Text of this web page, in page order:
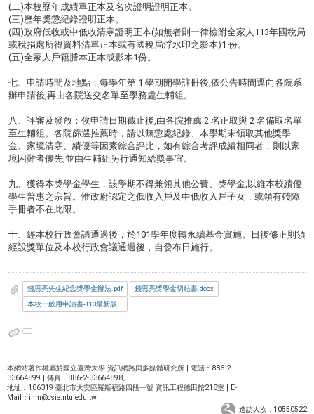
(二)本校歷年成績單正本及名次證明證明正本。
(三)歷年獎懲紀錄證明正本。
(四)政府低收或中低收清寒證明正本(如無者則一律檢附全家人113年國稅局
或稅捐處所得資料清單正本或有國稅局浮水印之影本)1 份。
(五)全家人戶籍謄本正本或影本1份。
七、申請時間及地點：每學年第 1 學期開學註冊後,依公告時間逕向各院系
辦申請後,再由各院送交名單至學務處生輔組。
八、評審及發放：俟申請日期截止後,由各院推薦 2 名正取與 2 名備取名單
至生輔組。各院篩選推薦時，請以無懲處紀錄、本學期未領取其他獎學
金、家境清寒、績優等因素綜合評比，如有綜合考評成績相同者，則以家
境困難者優先,並由生輔組另行通知給獎事宜。
九、獲得本獎學金學生，該學期不得兼領其他公費、獎學金,以維本校績優
學生普惠之宗旨。惟政府認定之低收入戶及中低收入戶子女，或領有殘障
手冊者不在此限。
十、經本校行政會議通過後，於101學年度轉永續基金實施。日後修正則須
經設獎單位及本校行政會議通過後，自發布日施行。
錢思亮先生紀念獎學金辦法.pdf
錢思亮獎學金切結書.docx
本校一般用申請書-113最新版.odt
本網站著作權屬於國立臺灣大學 資訊網路與多媒體研究所 | 電話：886-2-
33664899 | 傳真：886-2-33664898。
地址：106319 臺北市大安區羅斯福路四段一號 資訊工程德田館218室 | E-
Mail： inm@csie.ntu.edu.tw
造訪人次 : 10550522